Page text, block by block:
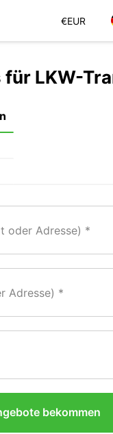
€EUR
für LKW-
oder Adresse)
Adresse)
bekommen